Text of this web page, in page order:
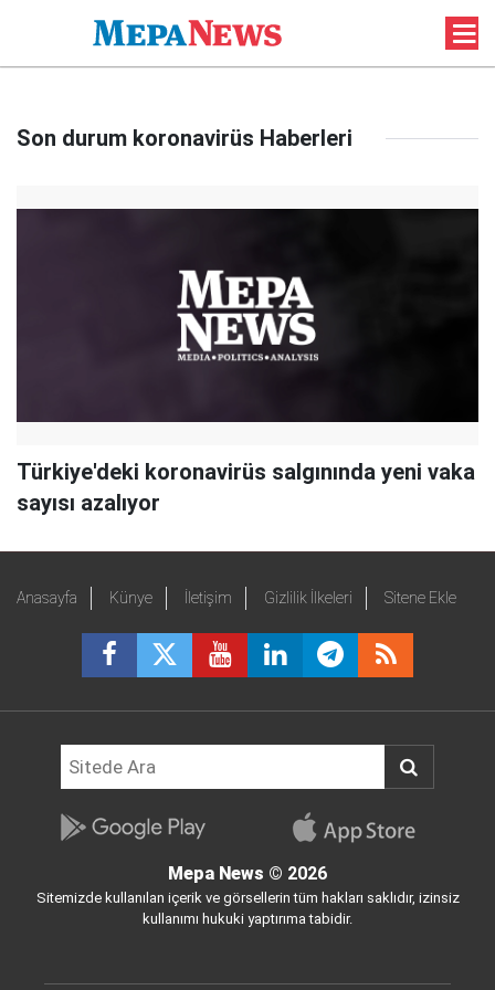
Son durum koronavirüs Haberleri
Türkiye'deki koronavirüs salgınında yeni vaka
sayısı azalıyor
Anasayfa Künye İletişim Gizlilik İlkeleri Sitene Ekle
Mepa News © 2026
Sitemizde kullanılan içerik ve görsellerin tüm hakları saklıdır, izinsiz
kullanımı hukuki yaptırıma tabidir.